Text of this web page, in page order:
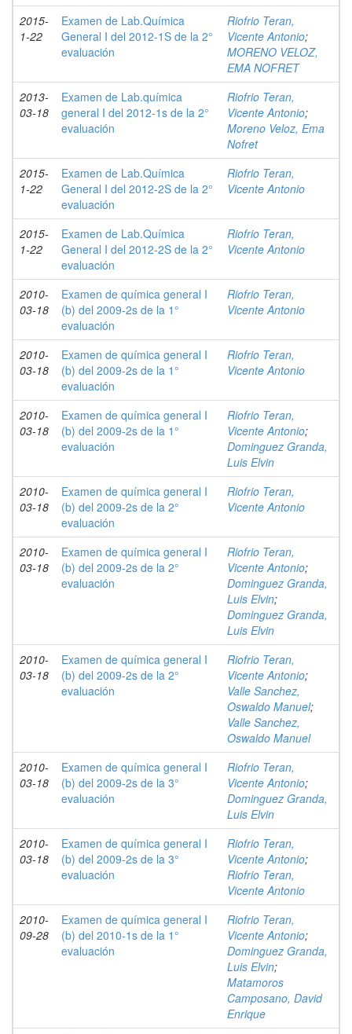
2015-
1-22
Examen de Lab.Química
General I del 2012-1S de la 2°
evaluación
Riofrio Teran,
Vicente Antonio;
MORENO VELOZ,
EMA NOFRET
2013-
03-18
Examen de Lab.química
general I del 2012-1s de la 2°
evaluación
Riofrio Teran,
Vicente Antonio;
Moreno Veloz, Ema
Nofret
2015-
1-22
Examen de Lab.Química
General I del 2012-2S de la 2°
evaluación
Riofrio Teran,
Vicente Antonio
2015-
1-22
Examen de Lab.Química
General I del 2012-2S de la 2°
evaluación
Riofrio Teran,
Vicente Antonio
2010-
03-18
Examen de química general I
(b) del 2009-2s de la 1°
evaluación
Riofrio Teran,
Vicente Antonio
2010-
03-18
Examen de química general I
(b) del 2009-2s de la 1°
evaluación
Riofrio Teran,
Vicente Antonio
2010-
03-18
Examen de química general I
(b) del 2009-2s de la 1°
evaluación
Riofrio Teran,
Vicente Antonio;
Dominguez Granda,
Luis Elvin
2010-
03-18
Examen de química general I
(b) del 2009-2s de la 2°
evaluación
Riofrio Teran,
Vicente Antonio
2010-
03-18
Examen de química general I
(b) del 2009-2s de la 2°
evaluación
Riofrio Teran,
Vicente Antonio;
Dominguez Granda,
Luis Elvin;
Dominguez Granda,
Luis Elvin
2010-
03-18
Examen de química general I
(b) del 2009-2s de la 2°
evaluación
Riofrio Teran,
Vicente Antonio;
Valle Sanchez,
Oswaldo Manuel;
Valle Sanchez,
Oswaldo Manuel
2010-
03-18
Examen de química general I
(b) del 2009-2s de la 3°
evaluación
Riofrio Teran,
Vicente Antonio;
Dominguez Granda,
Luis Elvin
2010-
03-18
Examen de química general I
(b) del 2009-2s de la 3°
evaluación
Riofrio Teran,
Vicente Antonio;
Riofrio Teran,
Vicente Antonio
2010-
09-28
Examen de química general I
(b) del 2010-1s de la 1°
evaluación
Riofrio Teran,
Vicente Antonio;
Dominguez Granda,
Luis Elvin;
Matamoros
Camposano, David
Enrique